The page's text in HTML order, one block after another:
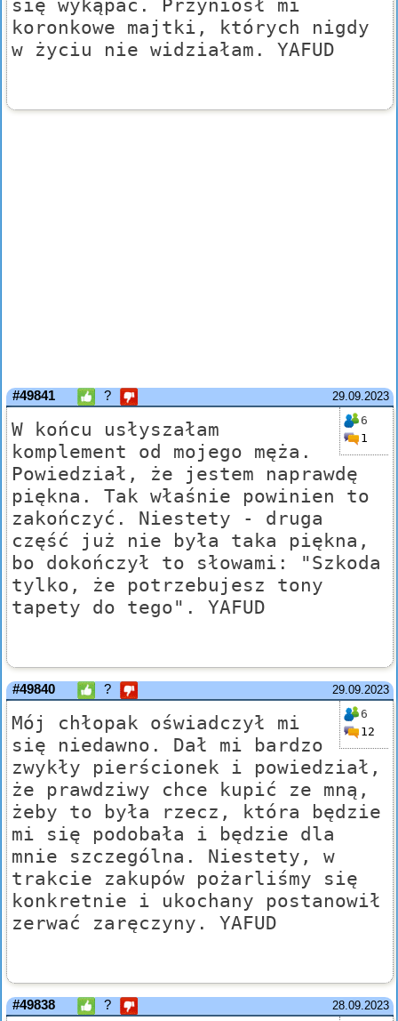
się wykąpać. Przyniósł mi
koronkowe majtki, których nigdy
w życiu nie widziałam. YAFUD
29.09.2023
#49841 ?
6
1
W końcu usłyszałam
komplement od mojego męża.
Powiedział, że jestem naprawdę
piękna. Tak właśnie powinien to
zakończyć. Niestety - druga
część już nie była taka piękna,
bo dokończył to słowami: "Szkoda
tylko, że potrzebujesz tony
tapety do tego". YAFUD
29.09.2023
#49840 ?
6
12
Mój chłopak oświadczył mi
się niedawno. Dał mi bardzo
zwykły pierścionek i powiedział,
że prawdziwy chce kupić ze mną,
żeby to była rzecz, która będzie
mi się podobała i będzie dla
mnie szczególna. Niestety, w
trakcie zakupów pożarliśmy się
konkretnie i ukochany postanowił
zerwać zaręczyny. YAFUD
28.09.2023
#49838 ?